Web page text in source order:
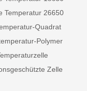
Temperatur 26650
Quadrat
Polymer
Zelle